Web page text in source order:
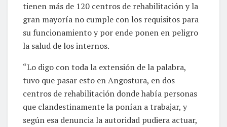
tienen más de 120 centros de rehabilitación y la
gran mayoría no cumple con los requisitos para
su funcionamiento y por ende ponen en peligro
la salud de los internos.
“Lo digo con toda la extensión de la palabra,
tuvo que pasar esto en Angostura, en dos
centros de rehabilitación donde había personas
que clandestinamente la ponían a trabajar, y
según esa denuncia la autoridad pudiera actuar,